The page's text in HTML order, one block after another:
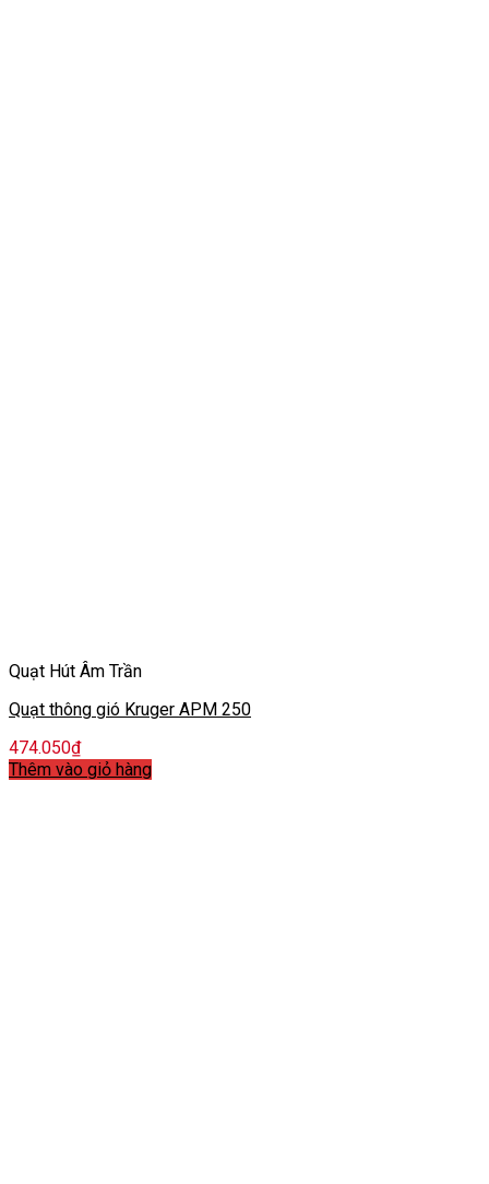
Quạt Hút Âm Trần
Quạt thông gió Kruger APM 250
474.050₫
Thêm vào giỏ hàng